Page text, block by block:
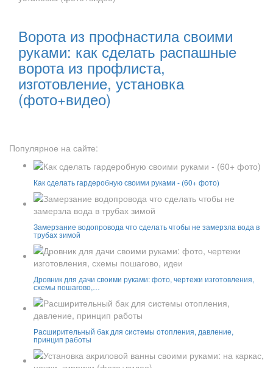
Ворота из профнастила своими
руками: как сделать распашные
ворота из профлиста,
изготовление, установка
(фото+видео)
Популярное на сайте:
Как сделать гардеробную своими руками - (60+ фото)
Замерзание водопровода что сделать чтобы не замерзла вода в
трубах зимой
Дровник для дачи своими руками: фото, чертежи изготовления,
схемы пошагово,…
Расширительный бак для системы отопления, давление,
принцип работы